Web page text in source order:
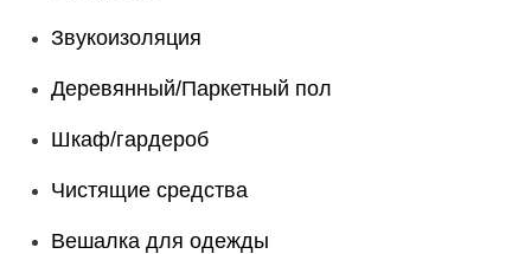
Звукоизоляция
Деревянный/Паркетный пол
Шкаф/гардероб
Чистящие средства
Вешалка для одежды